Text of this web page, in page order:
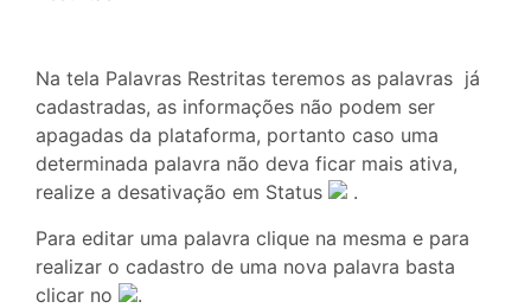
Na tela Palavras Restritas teremos as palavras já
cadastradas, as informações não podem ser
apagadas da plataforma, portanto caso uma
determinada palavra não deva ficar mais ativa,
realize a desativação em Status
.
Para editar uma palavra clique na mesma e para
realizar o cadastro de uma nova palavra basta
clicar no
.